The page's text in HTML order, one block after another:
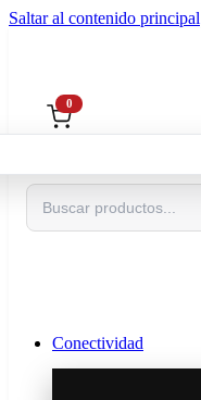
Saltar al contenido principal
Buscar
0
Conectividad